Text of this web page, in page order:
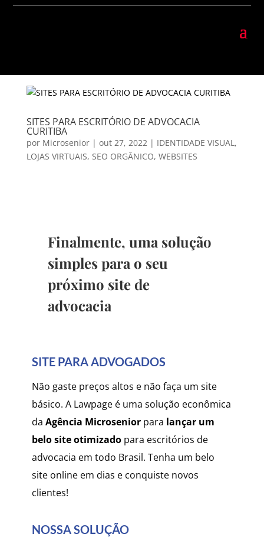
SITES PARA ESCRITÓRIO DE ADVOCACIA
CURITIBA
por Microsenior| out 27, 2022| IDENTIDADE VISUAL,
LOJAS VIRTUAIS, SEO ORGÂNICO, WEBSITES
Finalmente, uma solução
simples para o seu
próximo site de
advocacia
SITE PARA ADVOGADOS
Não gaste preços altos e não faça um site
básico. ALawpage é uma solução econômica
da Agência Microseniorpara lançar um
belo site otimizadopara escritórios de
advocacia em todo Brasil. Tenha um belo
site online em dias e conquiste novos
clientes!
NOSSA SOLUÇÃO